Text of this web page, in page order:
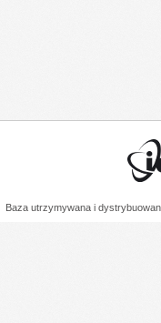
Baza utrzymywana i